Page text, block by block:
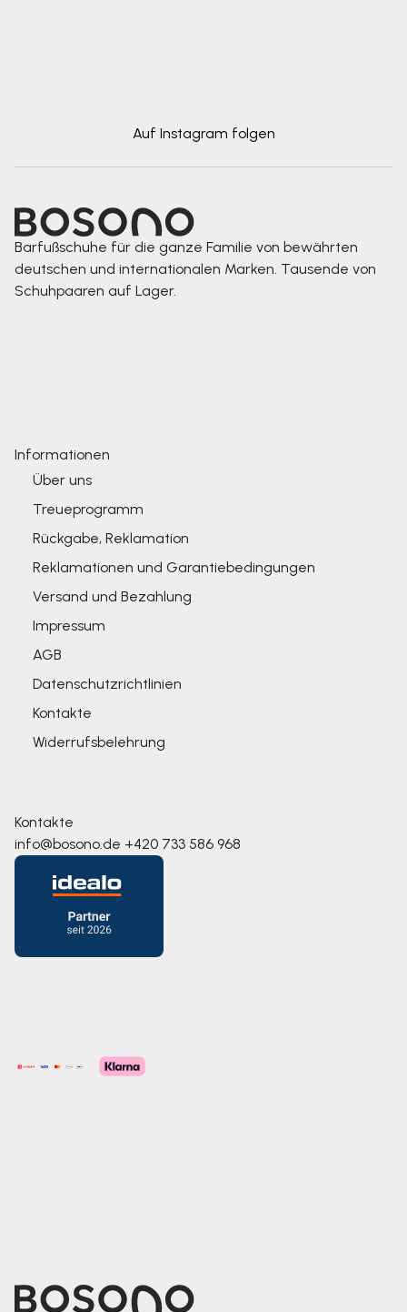
Auf Instagram folgen
Barfußschuhe für die ganze Familie von bewährten
deutschen und internationalen Marken. Tausende von
Schuhpaaren auf Lager.
Informationen
Über uns
Treueprogramm
Rückgabe, Reklamation
Reklamationen und Garantiebedingungen
Versand und Bezahlung
Impressum
AGB
Datenschutzrichtlinien
Kontakte
Widerrufsbelehrung
Kontakte
info@bosono.de +420 733 586 968